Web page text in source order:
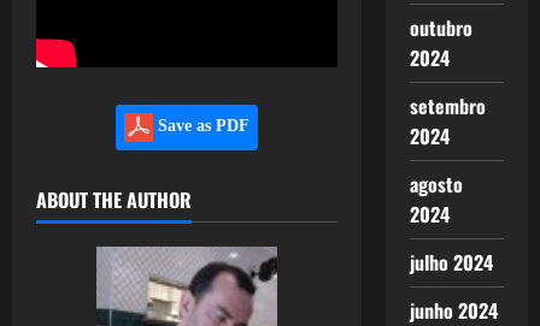
Save as PDF
ABOUT THE AUTHOR
outubro
2024
setembro
2024
agosto
2024
julho 2024
junho 2024